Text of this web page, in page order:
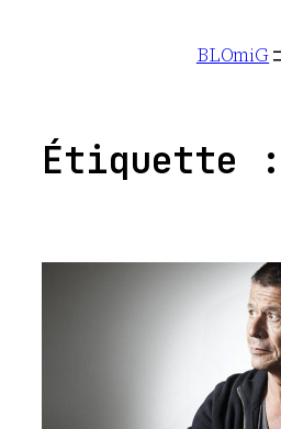
BLOmiG
Étiquette :